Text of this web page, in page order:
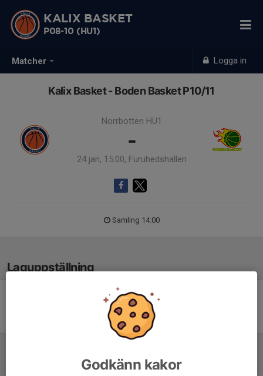
Matcher Logga in
KALIX BASKET
P08-10 (HU1)
Kalix Basket - Boden Basket P10/11
Norrbotten HU1
-
24 jan, 15:00, Furuhedshallen
Samling 14:00
Laguppställning
Ingen uppställning ifylld
Godkänn kakor